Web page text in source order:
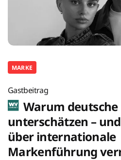
MARKE
Gastbeitrag
Warum deutsche
unterschätzen –
über internationale
Markenführung